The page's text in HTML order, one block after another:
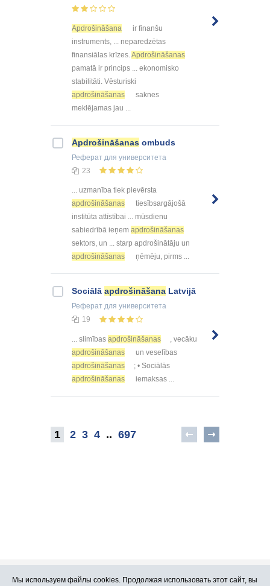
Apdrošināšana
ir finanšu
instruments, ... neparedzētas
finansiālas krīzes. Apdrošināšanas
pamatā ir princips ... ekonomisko
stabilitāti. Vēsturiski
apdrošināšanas
saknes
meklējamas jau ...
Apdrošināšanas ombuds
Реферат для университета
23
... uzmanība tiek pievērsta
apdrošināšanas
tiesībsargājošā
institūta attīstībai ... mūsdienu
sabiedrībā ieņem apdrošināšanas
sektors, un ... starp apdrošinātāju un
apdrošināšanas
ņēmēju, pirms ...
Sociālā apdrošināšana Latvijā
Реферат для университета
19
... slimības apdrošināšanas
, vecāku
apdrošināšanas
un veselības
apdrošināšanas
; • Sociālās
apdrošināšanas
iemaksas ...
1 2 3 4 .. 697
Про Atlants.lv Реклама
Мы используем файлы cookies. Продолжая использовать этот сайт, вы